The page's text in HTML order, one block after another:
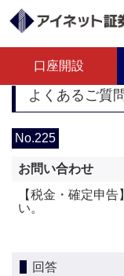
口座開設
よくあるご質
No.225
お問い合わせ
【税金・確定申
い。
回答